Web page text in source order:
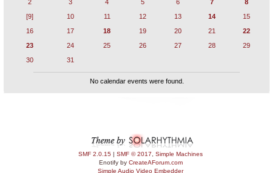
2
3 4 5 6 7
8
[9]
10 11 12 13 14
15
16
17 18 19 20 21
22
23
24 25 26 27 28
29
30
31
No calendar events were found.
SMF 2.0.15 | SMF © 2017
Simple Machines
Enotify by CreateAForum.com
Simple Audio Video Embedder